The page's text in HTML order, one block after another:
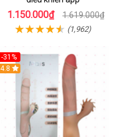
1.150.000₫ 1.619.000₫
(1,962)
-31%
4.8